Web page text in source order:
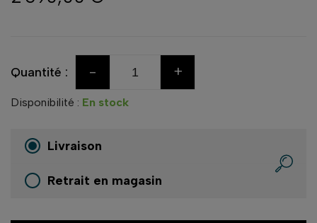
Quantité : - +
Disponibilité : En stock
Livraison
Retrait en magasin